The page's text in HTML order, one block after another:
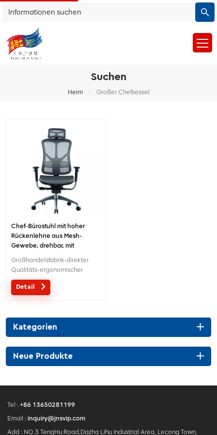
Suchen
Heim / Großer Chefsessel
Chef-Bürostuhl mit hoher
Rückenlehne aus Mesh-
Gewebe, drehbar, mit
Großhandelsfabrik-direkter
Qualitäts-ergonomischer
Entwurfsbüro-Ineinander
greifenstuhl MOQ ist EIN Stück,
Service mit Ihren Bedürfnissen
ist akzeptabel.
Detail
Kategorien
Neue Produkte
Tel : +86 13650281199
Email : inquiry@jnsvip.com
Add : NO.3 TengHu Road,Dazha Lihu Industrial Area, Lecong Town,